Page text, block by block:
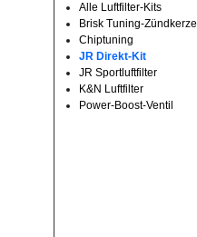
Alle Luftfilter-Kits
Brisk Tuning-Zündkerze
Chiptuning
JR Direkt-Kit
JR Sportluftfilter
K&N Luftfilter
Power-Boost-Ventil